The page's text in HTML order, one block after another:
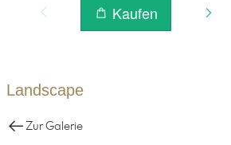
Landscape